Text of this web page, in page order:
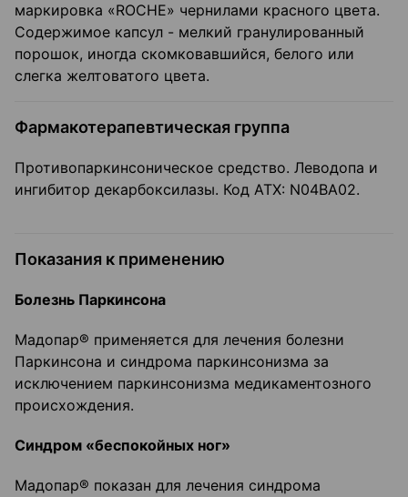
маркировка «ROCHE» чернилами красного цвета.
Содержимое капсул - мелкий гранулированный
порошок, иногда скомковавшийся, белого или
слегка желтоватого цвета.
Фармакотерапевтическая группа
Противопаркинсоническое средство. Леводопа и
ингибитор декарбоксилазы. Код ATX: N04BA02.
Показания к применению
Болезнь Паркинсона
Мадопар® применяется для лечения болезни
Паркинсона и синдрома паркинсонизма за
исключением паркинсонизма медикаментозного
происхождения.
Синдром «беспокойных ног»
Мадопар® показан для лечения синдрома